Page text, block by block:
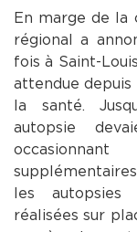
En marge de la
régional a
fois à Saint-
attendue depuis
la santé.
autopsie
les autopsies
réalisées sur